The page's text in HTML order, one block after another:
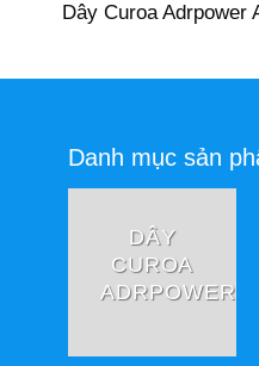
Dây Curoa Adrpower
Danh mục sản
DÂY
CUROA
ADRPOWER